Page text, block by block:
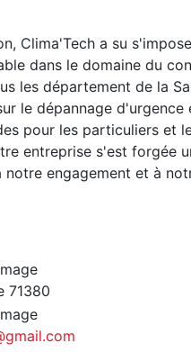
Clima'Tech a su
dans le domaine du
les département de la
le dépannage d'urgence
pour les particuliers et
entreprise s'est forgée
notre engagement et à
71380